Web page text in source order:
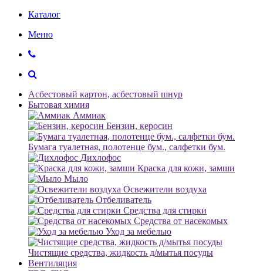
Каталог
Меню
Асбестовый картон, асбестовый шнур
Бытовая химия
Аммиак
Бензин, керосин
Бумага туалетная, полотенце бум., салфетки бум.
Дихлофос
Краска для кожи, замши
Мыло
Освежители воздуха
Отбеливатель
Средства для стирки
Средства от насекомых
Уход за мебелью
Чистящие средства, жидкость д/мытья посуды
Вентиляция